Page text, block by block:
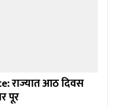
राज्यात आठ दिवस
पूर